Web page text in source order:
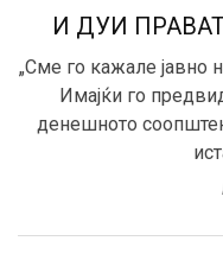
И ДУИ
„Сме го кажале јавно
Имајќи го
денешното